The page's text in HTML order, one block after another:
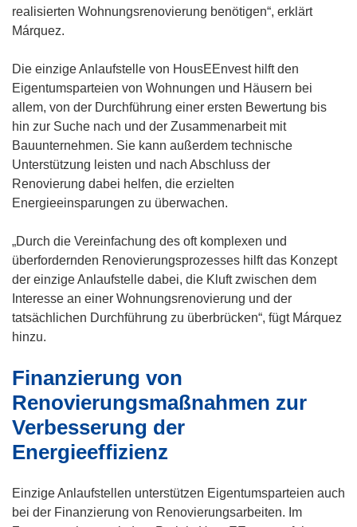
e
r
)
realisierten Wohnungsrenovierung benötigen“, erklärt
Márquez.
Die einzige Anlaufstelle von HousEEnvest hilft den
Eigentumsparteien von Wohnungen und Häusern bei
allem, von der Durchführung einer ersten Bewertung bis
hin zur Suche nach und der Zusammenarbeit mit
Bauunternehmen. Sie kann außerdem technische
Unterstützung leisten und nach Abschluss der
Renovierung dabei helfen, die erzielten
Energieeinsparungen zu überwachen.
„Durch die Vereinfachung des oft komplexen und
überfordernden Renovierungsprozesses hilft das Konzept
der einzige Anlaufstelle dabei, die Kluft zwischen dem
Interesse an einer Wohnungsrenovierung und der
tatsächlichen Durchführung zu überbrücken“, fügt Márquez
hinzu.
Finanzierung von
Renovierungsmaßnahmen zur
Verbesserung der
Energieeffizienz
Einzige Anlaufstellen unterstützen Eigentumsparteien auch
bei der Finanzierung von Renovierungsarbeiten. Im